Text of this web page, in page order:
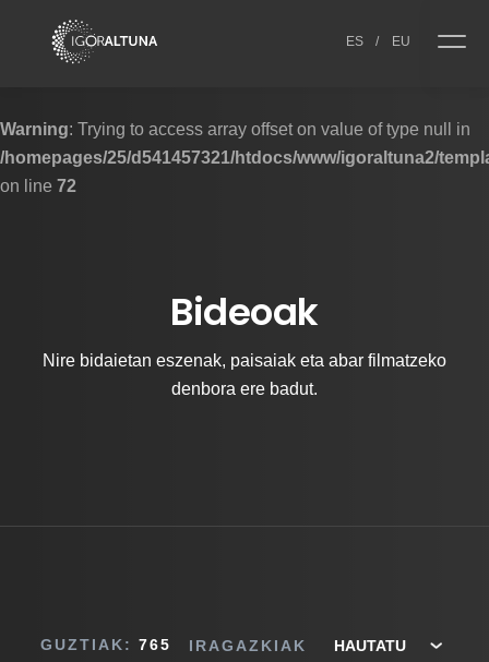
ES / EU
Warning: Trying to access array offset on value of type null in
/homepages/25/d541457321/htdocs/www/igoraltuna2/
on line 72
Bideoak
Nire bidaietan eszenak, paisaiak eta abar filmatzeko
denbora ere badut.
GUZTIAK: 765 IRAGAZKIAK